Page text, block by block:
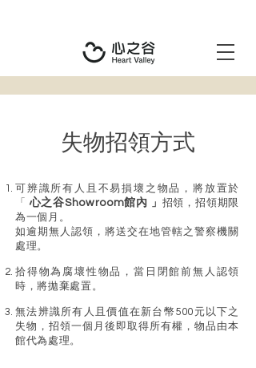
​失物招領方式
可辨識所有人且不易損壞之物品，將放置於
「 心之谷Showroom館內 」 招領，招領期限
為一個月。
如逾期無人認領，將送交在地管轄之警察機關
處理。
拾得物為腐壞性物品，當日閉館前無人認領
時，將拋棄處置。
無法辨識所有人且價值在新台幣500元以下之
失物，招領一個月後即取得所有權，物品由本
館代為處理。